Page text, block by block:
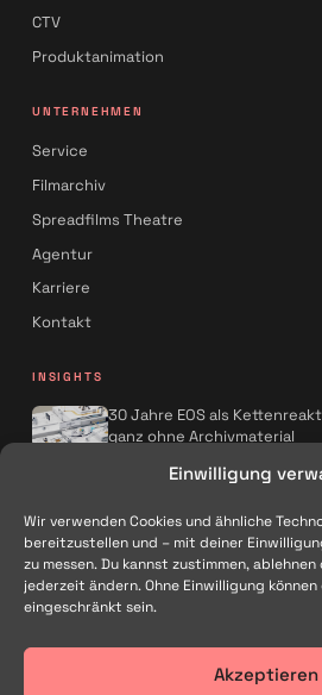
Einwilligung
Wir verwenden Cookies und ähnliche
bereitzustellen und – mit deiner
zu messen. Du kannst zustimmen,
jederzeit ändern. Ohne Einwilligung können
eingeschränkt sein.
Akzeptieren
CTV
Produktanimation
UNTERNEHMEN
Service
Filmarchiv
Spreadfilms Theatre
Agentur
Karriere
Kontakt
INSIGHTS
30 Jahre EOS als
ganz ohne Archivmaterial
Spreadfilms x AQMOS: Wie KI
Kampagnenproduktion neu
Alle Artikel→
FOLGEN
Filmproduktion und Kreativagentur in